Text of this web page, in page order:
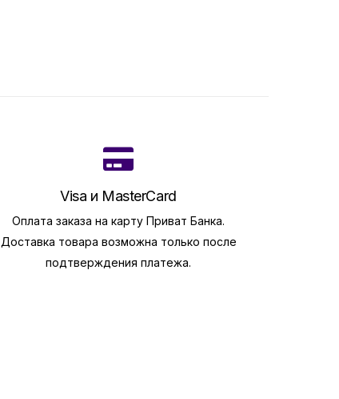
Visa и MasterCard
Оплата заказа на карту Приват Банка.
Доставка товара возможна только после
подтверждения платежа.